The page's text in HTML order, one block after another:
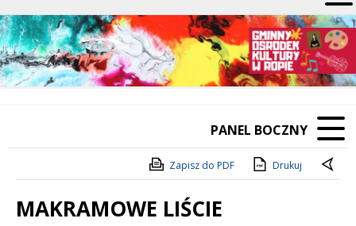
PANEL BOCZNY
Zapisz do PDF Drukuj
MAKRAMOWE LIŚCIE